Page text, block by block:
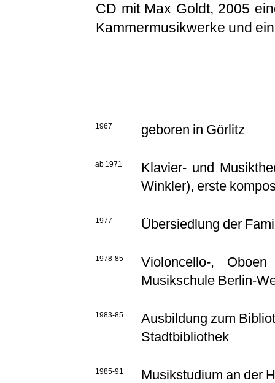
CD mit Max Goldt, 2005
Kammermusikwerke und
1967 geboren in Görlitz
ab 1971
Klavier- und
Winkler), erste
1977 Übersiedlung der
1978-85
Violoncello-,
Musikschule Berlin-
1983-85
Ausbildung zum
Stadtbibliothek
1985-91
Musikstudium an der